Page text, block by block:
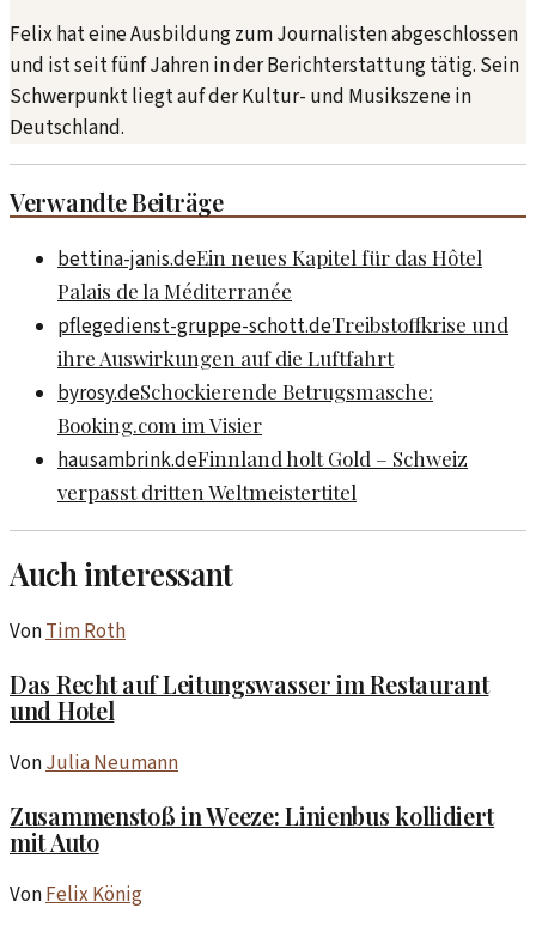
Felix hat eine Ausbildung zum Journalisten abgeschlossen
und ist seit fünf Jahren in der Berichterstattung tätig. Sein
Schwerpunkt liegt auf der Kultur- und Musikszene in
Deutschland.
Verwandte Beiträge
bettina-janis.deEin neues Kapitel für das Hôtel
Palais de la Méditerranée
pflegedienst-gruppe-schott.deTreibstoffkrise und
ihre Auswirkungen auf die Luftfahrt
byrosy.deSchockierende Betrugsmasche:
Booking.com im Visier
hausambrink.deFinnland holt Gold – Schweiz
verpasst dritten Weltmeistertitel
Auch interessant
VonTim Roth
Das Recht auf Leitungswasser im Restaurant
und Hotel
VonJulia Neumann
Zusammenstoß in Weeze: Linienbus kollidiert
mit Auto
VonFelix König